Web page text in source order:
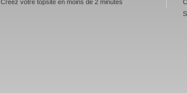
Créez votre topsite en moins de 2 minutes